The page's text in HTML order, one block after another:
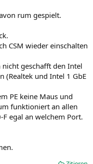
rum gespielt.
CSM wieder einschalten
geschafft den Intel
(Realtek und Intel 1 GbE
PE keine Maus und
funktioniert an allen
F egal an welchem Port.